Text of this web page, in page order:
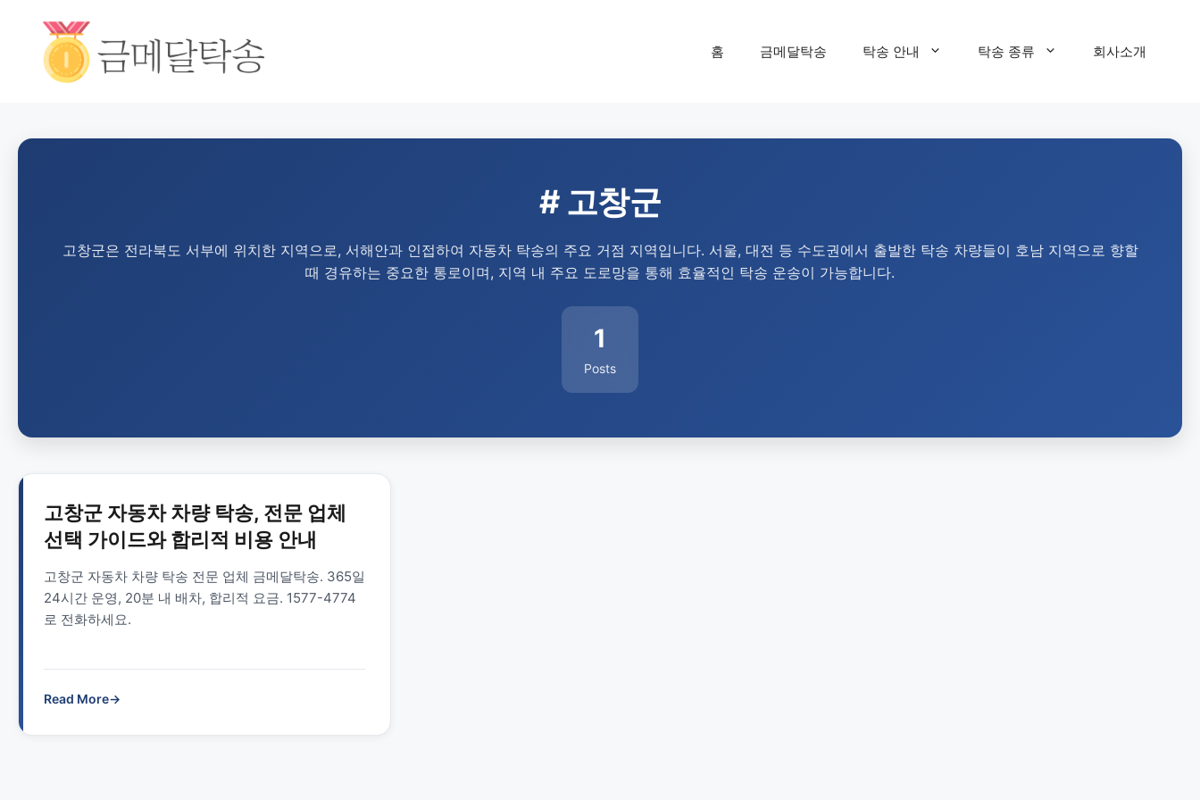
홈 금메달탁송 탁송 안내 탁송 종류 회사소개
# 고창군
고창군은 전라북도 서부에 위치한 지역으로, 서해안과 인접하여 자동차 탁송의 주요 거점 지역입니다. 서울, 대전 등 수도권에서 출발한 탁송 차량들이 호남 지역으로 향할
때 경유하는 중요한 통로이며, 지역 내 주요 도로망을 통해 효율적인 탁송 운송이 가능합니다.
1
Posts
고창군 자동차 차량 탁송, 전문 업체
선택 가이드와 합리적 비용 안내
고창군 자동차 차량 탁송 전문 업체 금메달탁송. 365일
24시간 운영, 20분 내 배차, 합리적 요금. 1577-4774
로 전화하세요.
Read More→